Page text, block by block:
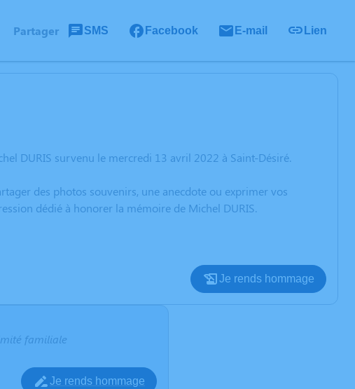
Partager SMS Facebook E-mail Lien
DURIS survenu le mercredi 13 avril 2022 à Saint-Désiré.
des photos souvenirs, une anecdote ou exprimer vos
dédié à honorer la mémoire de Michel DURIS.
Je rends hommage
familiale
Je rends hommage